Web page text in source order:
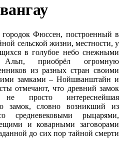
Фюссен, построенный в
сельской жизни, местности, у
в голубое небо снежными
Альп, приобрёл огромную
из разных стран своими
замками – Нойшванштайн и
отмечают, что древний замок
просто интереснейшая
замок, словно возникший из
рыцарями,
и коварными заговорами
до сих пор тайной смерти